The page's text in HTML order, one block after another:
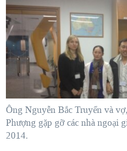
tới
"Tìm" NGƯỜI VIỆT HẢI NGOẠI
ĐỜI SỐNG
KINH TẾ
KHOA HỌC
SỨC KHOẺ
VĂN HOÁ
THỂ THAO
CHIẾN TRANH THƯƠNG MẠI
TẠI
HÀNH TRÌNH BẦU CỬ 2024
MỘT NĂM CHIẾN TRANH TẠI
GIẢI MÃ VÀNH ĐAI & CON
NGÀY TỊ NẠN THẾ GIỚI
GROUND ZERO – XƯA VÀ NAY
CHI PHÍ CHIẾN TRANH
HỌC TIẾNG ANH
VIDEO
NGHE
MẠNG XÃ HỘI
Ngôn ngữ khác
Ông Nguyễn Bắc Truyển và
Phượng gặp gỡ các nhà ngoại
2014.